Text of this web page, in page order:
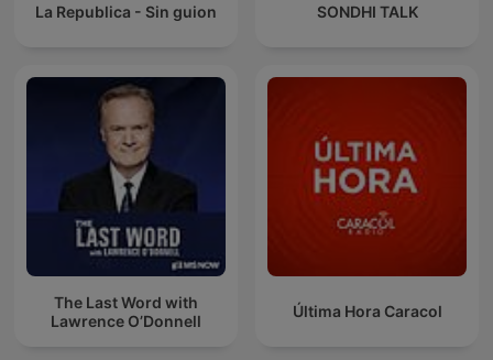
La Republica - Sin guion SONDHI TALK
The Last Word with
Lawrence O’Donnell
Última Hora Caracol